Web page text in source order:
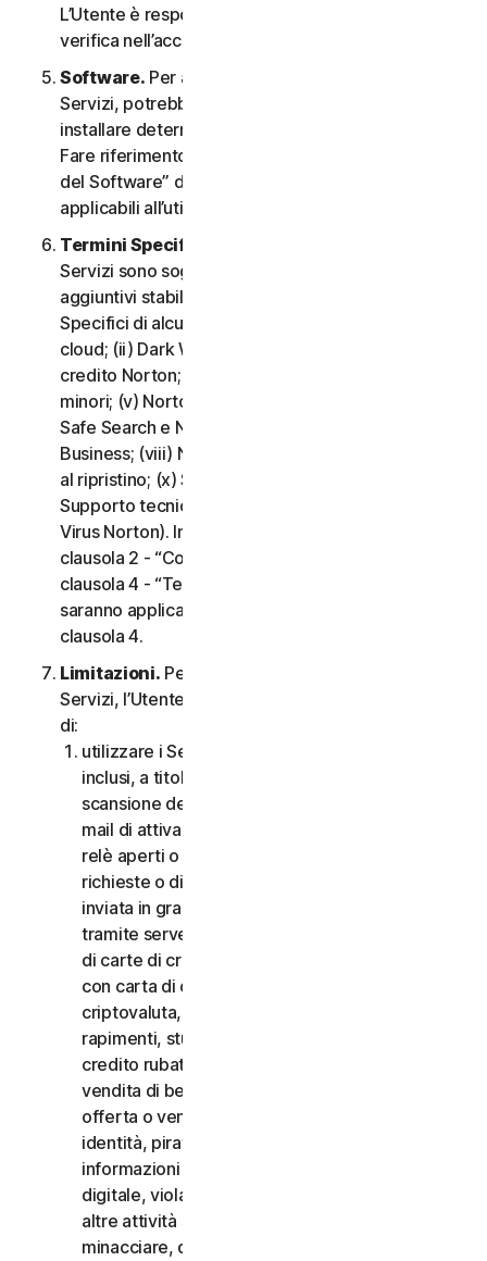
L’Utente è responsabile di qualsiasi attività che si
verifica nell’account.
Software. Per accedere e utilizzare determinati
Servizi, potrebbe essere necessario scaricare e
installare determinati Software su un Dispositivo.
Fare riferimento alla clausola 3 - “Termini di Licenza
del Software” del CLS per i termini e le condizioni
applicabili all’utilizzo di tale Software.
Termini Specifici di alcuni Servizi.
Servizi sono soggetti a termini e condizioni
aggiuntivi stabiliti nella clausola 4 - “Termini
Specifici di alcuni Servizi” del CLS: (i) Backup nel
cloud; (ii) Dark Web Monitoring; (iii) Portale del
credito Norton; (iv) Norton Family e Protezione
minori; (v) Norton Password Manager; (vi) Norton
Safe Search e Norton Safe Web; (vii) Norton Small
Business; (viii) Norton VPN; (ix) Servizi di supporto
al ripristino; (x) Social Media Monitoring e (xi)
Supporto tecnico (inclusa la Promessa Protezione
Virus Norton). In caso di conflitto o incoerenza tra la
clausola 2 - “Condizioni Generali del Servizio” e la
clausola 4 - “Termini Specifici di alcuni Servizi”,
saranno applicabili le condizioni contenute nella
clausola 4.
Limitazioni. Per quanto riguarda l’utilizzo dei
Servizi, l’Utente non può, né può consentire ad altri
di:
utilizzare i Servizi per scopi illegali o fraudolenti,
inclusi, a titolo esemplificativo ma non esaustivo,
scansione delle porte, invio di spam, invio di e-
mail di attivazione o disattivazione, scansione di
relè aperti o proxy aperti, invio di e-mail non
richieste o di qualsiasi versione o tipo di e-mail
inviata in grandi quantità anche se indirizzata
tramite server di terzi, lancio di pop-up, utilizzo
di carte di credito rubate, messa in atto di frodi
con carta di credito, frodi finanziarie, frodi in
criptovaluta, occultamenti, estorsioni, ricatti,
rapimenti, stupri, omicidi, vendita di carte di
credito rubate, vendita di beni rubati, offerta o
vendita di beni proibiti, militari e a duplice uso,
offerta o vendita di sostanze controllate, furti di
identità, pirateria informatica, pharming, furto di
informazioni in qualsiasi forma o scala, pirateria
digitale, violazioni della proprietà intellettuale e
altre attività simili; molestare, perseguitare,
minacciare, danneggiare o controllare altri o